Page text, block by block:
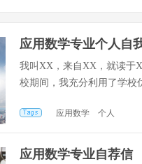
医德考评 银行柜面 通信
应用数学专业个人自
我叫XX，来自XX，就读于
校期间，我充分利用了学校
应用数学 个人
应用数学专业自荐信